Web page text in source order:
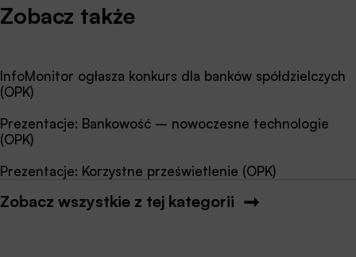
Zobacz także
InfoMonitor ogłasza konkurs dla banków spółdzielczych
(OPK)
Prezentacje: Bankowość – nowoczesne technologie
(OPK)
Prezentacje: Korzystne prześwietlenie (OPK)
Zobacz wszystkie z tej kategorii